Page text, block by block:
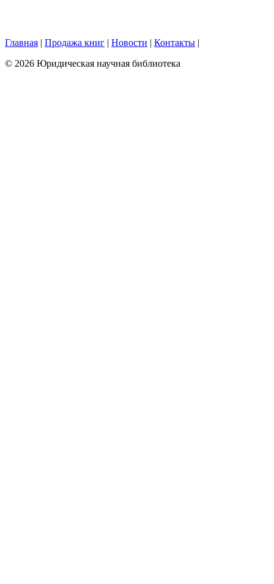
Главная | Продажа книг | Новости | Контакты |
© 2026 Юридическая научная библиотека